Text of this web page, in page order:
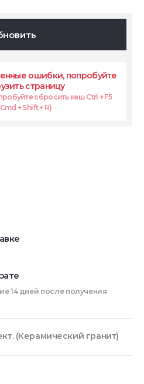
ошибки, попробуйте
страницу
сбросить кеш Ctrl + F5
+ Shift + R)
14 дней после получения
(Керамический гранит)